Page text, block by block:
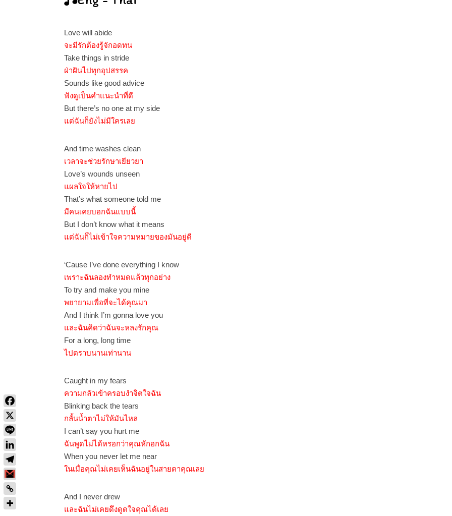
Love will abide
จะมีรักต้องรู้จักอดทน
Take things in stride
ฝ่าฝันไปทุกอุปสรรค
Sounds like good advice
ฟังดูเป็นคำแนะนำที่ดี
But there’s no one at my side
แต่ฉันก็ยังไม่มีใครเลย
And time washes clean
เวลาจะช่วยรักษาเยียวยา
Love’s wounds unseen
แผลใจให้หายไป
That’s what someone told me
มีคนเคยบอกฉันแบบนี้
But I don’t know what it means
แต่ฉันก็ไม่เข้าใจความหมายของมันอยู่ดี
‘Cause I’ve done everything I know
เพราะฉันลองทำหมดแล้วทุกอย่าง
To try and make you mine
พยายามเพื่อที่จะได้คุณมา
And I think I’m gonna love you
และฉันคิดว่าฉันจะหลงรักคุณ
For a long, long time
ไปตราบนานเท่านาน
Caught in my fears
ความกลัวเข้าครอบงำจิตใจฉัน
Blinking back the tears
กลั้นน้ำตาไม่ให้มันไหล
I can’t say you hurt me
ฉันพูดไม่ได้หรอกว่าคุณหักอกฉัน
When you never let me near
ในเมื่อคุณไม่เคยเห็นฉันอยู่ในสายตาคุณเลย
And I never drew
และฉันไม่เคยดึงดูดใจคุณได้เลย